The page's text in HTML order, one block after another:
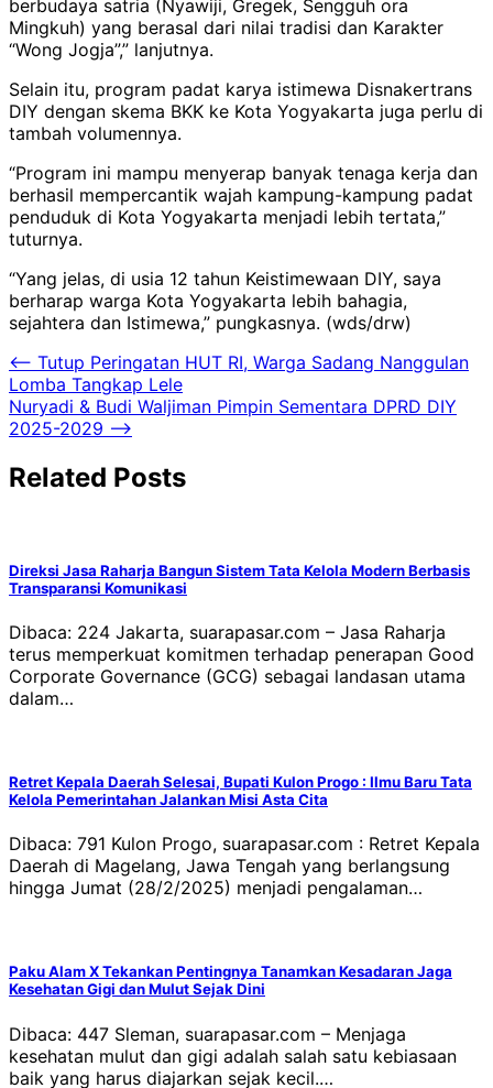
berbudaya satria (Nyawiji, Gregek, Sengguh ora
Mingkuh) yang berasal dari nilai tradisi dan Karakter
“Wong Jogja”,” lanjutnya.
Selain itu, program padat karya istimewa Disnakertrans
DIY dengan skema BKK ke Kota Yogyakarta juga perlu di
tambah volumennya.
“Program ini mampu menyerap banyak tenaga kerja dan
berhasil mempercantik wajah kampung-kampung padat
penduduk di Kota Yogyakarta menjadi lebih tertata,”
tuturnya.
“Yang jelas, di usia 12 tahun Keistimewaan DIY, saya
berharap warga Kota Yogyakarta lebih bahagia,
sejahtera dan Istimewa,” pungkasnya. (wds/drw)
Navigasi
pos
⟵ Tutup Peringatan HUT RI, Warga Sadang Nanggulan
Lomba Tangkap Lele
Nuryadi & Budi Waljiman Pimpin Sementara DPRD DIY
2025-2029 ⟶
Related Posts
Direksi Jasa Raharja Bangun Sistem Tata Kelola Modern Berbasis
Transparansi Komunikasi
Dibaca: 224 Jakarta, suarapasar.com – Jasa Raharja
terus memperkuat komitmen terhadap penerapan Good
Corporate Governance (GCG) sebagai landasan utama
dalam…
Retret Kepala Daerah Selesai, Bupati Kulon Progo : Ilmu Baru Tata
Kelola Pemerintahan Jalankan Misi Asta Cita
Dibaca: 791 Kulon Progo, suarapasar.com : Retret Kepala
Daerah di Magelang, Jawa Tengah yang berlangsung
hingga Jumat (28/2/2025) menjadi pengalaman…
Paku Alam X Tekankan Pentingnya Tanamkan Kesadaran Jaga
Kesehatan Gigi dan Mulut Sejak Dini
Dibaca: 447 Sleman, suarapasar.com – Menjaga
kesehatan mulut dan gigi adalah salah satu kebiasaan
baik yang harus diajarkan sejak kecil.…